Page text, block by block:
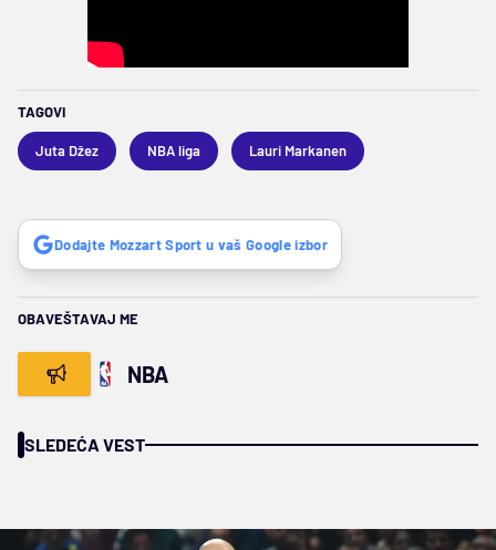
TAGOVI
Juta Džez NBA liga Lauri Markanen
Dodajte Mozzart Sport u vaš Google izbor
OBAVEŠTAVAJ ME
NBA
SLEDEĆA VEST